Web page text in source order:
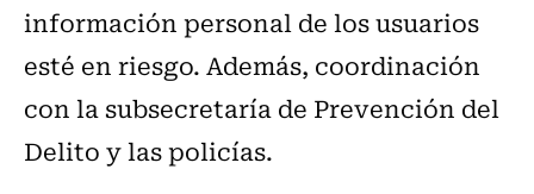
información personal de los usuarios
esté en riesgo. Además, coordinación
con la subsecretaría de Prevención del
Delito y las policías.